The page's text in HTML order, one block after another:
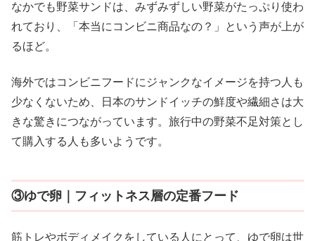
なかでも野菜サンドは、みずみずしい野菜がたっぷり使わ
れており、「本当にコンビニ商品なの？」という声が上が
るほど。
海外ではコンビニフードにジャンクなイメージを持つ人も
少なくないため、日本のサンドイッチの鮮度や繊細さは大
きな驚きにつながっています。旅行中の野菜不足対策とし
て購入する人も多いようです。
③ゆで卵｜フィットネス層の定番フード
筋トレやボディメイクをしている人にとって、ゆで卵は世